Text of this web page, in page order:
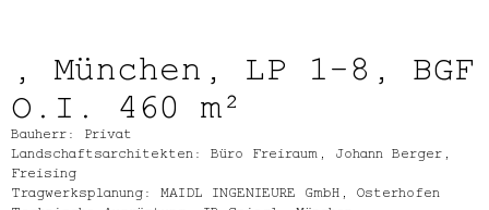
, München, LP 1-8, BGF
O.I. 460 m²
Bauherr: Privat
Landschaftsarchitekten: Büro Freiraum, Johann Berger,
Freising
Tragwerksplanung: MAIDL INGENIEURE GmbH, Osterhofen